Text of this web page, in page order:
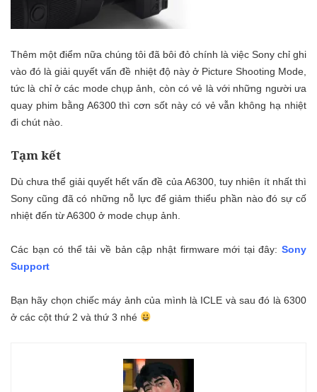
Thêm một điểm nữa chúng tôi đã bôi đỏ chính là việc Sony chỉ ghi
vào đó là giải quyết vấn đề nhiệt độ này ở Picture Shooting Mode,
tức là chỉ ở các mode chụp ảnh, còn có vẻ là với những người ưa
quay phim bằng A6300 thì cơn sốt này có vẻ vẫn không hạ nhiệt
đi chút nào.
Tạm kết
Dù chưa thể giải quyết hết vấn đề của A6300, tuy nhiên ít nhất thì
Sony cũng đã có những nỗ lực để giảm thiểu phần nào đó sự cố
nhiệt đến từ A6300 ở mode chụp ảnh.
Các bạn có thể tải về bản cập nhật firmware mới tại đây: Sony
Support
Bạn hãy chọn chiếc máy ảnh của mình là ICLE và sau đó là 6300
ở các cột thứ 2 và thứ 3 nhé